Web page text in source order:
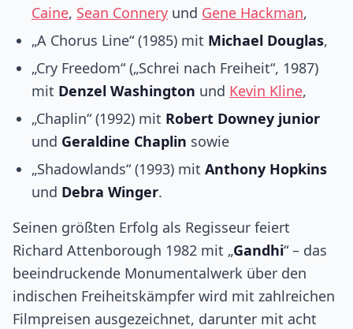
Caine, Sean Connery und Gene Hackman,
„A Chorus Line“ (1985) mit Michael Douglas,
„Cry Freedom“ („Schrei nach Freiheit“, 1987)
mit Denzel Washington und Kevin Kline,
„Chaplin“ (1992) mit Robert Downey junior
und Geraldine Chaplin sowie
„Shadowlands“ (1993) mit Anthony Hopkins
und Debra Winger.
Seinen größten Erfolg als Regisseur feiert
Richard Attenborough 1982 mit „Gandhi“ – das
beeindruckende Monumentalwerk über den
indischen Freiheitskämpfer wird mit zahlreichen
Filmpreisen ausgezeichnet, darunter mit acht